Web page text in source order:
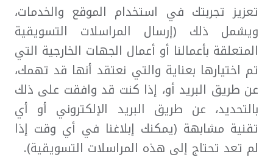
تعزيز تجربتك في استخدام الموقع والخدمات،
ويشمل ذلك (إرسال المراسلات التسويقية
المتعلقة بأعمالنا أو أعمال الجهات الخارجية التي
تم اختيارها بعناية والتي نعتقد أنها قد تهمك،
عن طريق البريد أو، إذا كنت قد وافقت على ذلك
بالتحديد، عن طريق البريد الإلكتروني أو أي
تقنية مشابهة (يمكنك إبلاغنا في أي وقت إذا
لم تعد تحتاج إلى هذه المراسلات التسويقية).